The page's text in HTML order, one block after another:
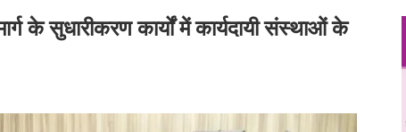
के सुधारीकरण कार्यों में कार्यदायी संस्थाओं के